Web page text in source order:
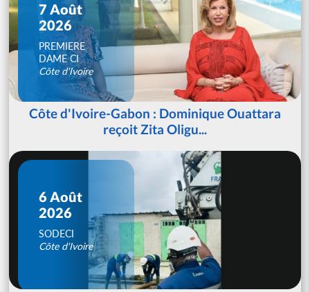
7 Août
2026
PREMIERE
DAME CI
Côte d'Ivoire
Côte d'Ivoire-Gabon : Dominique Ouattara
reçoit Zita Oligu...
6 Août
2026
SODECI
Côte d'Ivoire